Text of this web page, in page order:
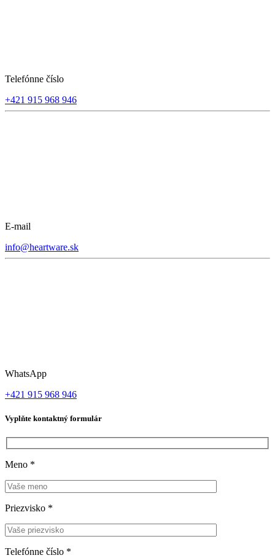
Telefónne číslo
+421 915 968 946
E-mail
info@heartware.sk
WhatsApp
+421 915 968 946
Vyplňte kontaktný formulár
Meno *
Priezvisko *
Telefónne číslo *